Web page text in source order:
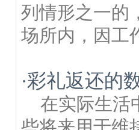
列情形之一的
场所内，因工
·彩礼返还的
在实际生活